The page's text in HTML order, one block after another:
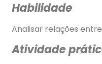
Habilidade
Analisar relações
Atividade